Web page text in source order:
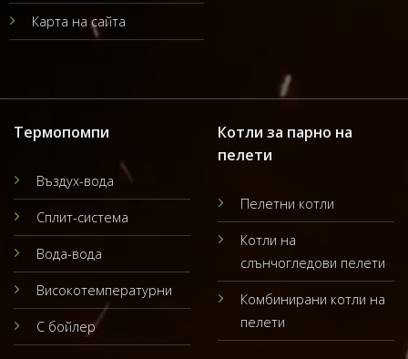
Карта на сайта
Термопомпи
Въздух-вода
Сплит-система
Вода-вода
Високотемпературни
С бойлер
Котли за парно на
пелети
Пелетни котли
Котли на
слънчогледови пелети
Комбинирани котли на
пелети